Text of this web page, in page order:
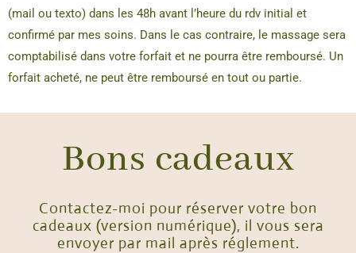
(mail ou texto) dans les 48h avant l’heure du rdv initial et
confirmé par mes soins. Dans le cas contraire, le massage sera
comptabilisé dans votre forfait et ne pourra être remboursé. Un
forfait acheté, ne peut être remboursé en tout ou partie.
Bons cadeaux
Contactez-moi pour réserver votre bon
cadeaux (version numérique), il vous sera
envoyer par mail après réglement.